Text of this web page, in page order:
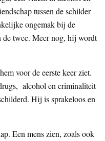
tussen de schilder
ongemak bij de
de twee. Meer nog, hij wordt
voor de eerste keer ziet.
alcohol en criminaliteit
Hij is sprakeloos en
Een mens zien, zoals ook